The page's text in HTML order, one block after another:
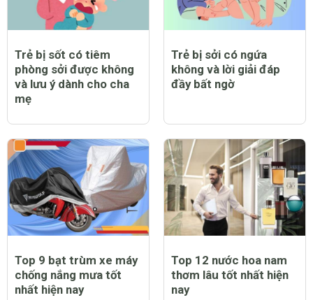
Trẻ bị sốt có tiêm
phòng sởi được không
và lưu ý dành cho cha
mẹ
Trẻ bị sởi có ngứa
không và lời giải đáp
đầy bất ngờ
Top 9 bạt trùm xe máy
chống nắng mưa tốt
nhất hiện nay
Top 12 nước hoa nam
thơm lâu tốt nhất hiện
nay